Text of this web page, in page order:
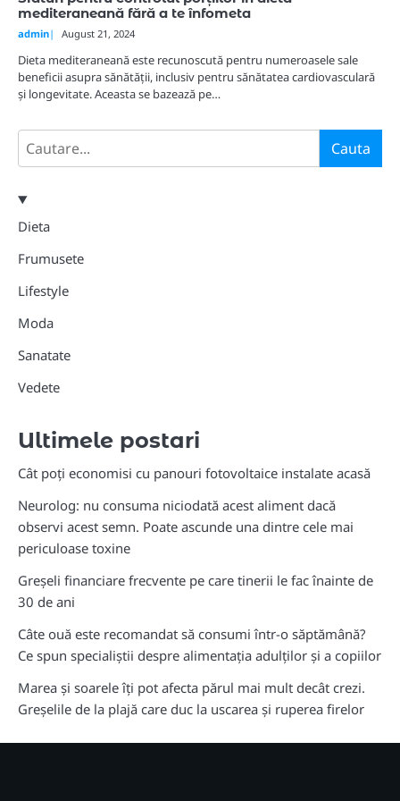
mediteraneană fără a te înfometa
admin August 21, 2024
Dieta mediteraneană este recunoscută pentru numeroasele sale
beneficii asupra sănătății, inclusiv pentru sănătatea cardiovasculară
și longevitate. Aceasta se bazează pe…
Search Cauta
Dieta
Frumusete
Lifestyle
Moda
Sanatate
Vedete
Ultimele postari
Cât poți economisi cu panouri fotovoltaice instalate acasă
Neurolog: nu consuma niciodată acest aliment dacă
observi acest semn. Poate ascunde una dintre cele mai
periculoase toxine
Greșeli financiare frecvente pe care tinerii le fac înainte de
30 de ani
Câte ouă este recomandat să consumi într-o săptămână?
Ce spun specialiștii despre alimentația adulților și a copiilor
Marea și soarele îți pot afecta părul mai mult decât crezi.
Greșelile de la plajă care duc la uscarea și ruperea firelor